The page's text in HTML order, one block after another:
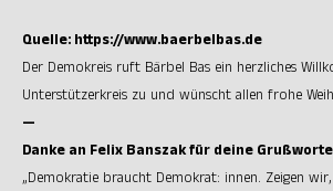
Quelle: https://www.baerbelbas.de
Der Demokreis ruft Bärbel Bas ein herzliches
Unterstützerkreis zu und wünscht allen frohe
—
Danke an Felix Banszak für deine
„Demokratie braucht Demokrat: innen. Zeigen